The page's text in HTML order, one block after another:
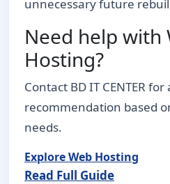
unnecessary future
Need help with
Hosting?
Contact BD IT CENTER
recommendation based
needs.
Explore Web Hosting
Read Full Guide